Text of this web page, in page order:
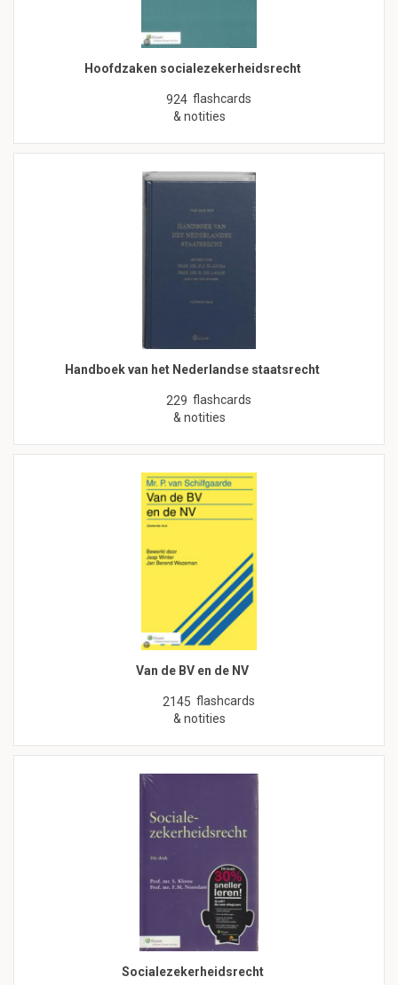
Hoofdzaken socialezekerheidsrecht
924 flashcards
& notities
Handboek van het Nederlandse staatsrecht
229 flashcards
& notities
Van de BV en de NV
2145 flashcards
& notities
Socialezekerheidsrecht